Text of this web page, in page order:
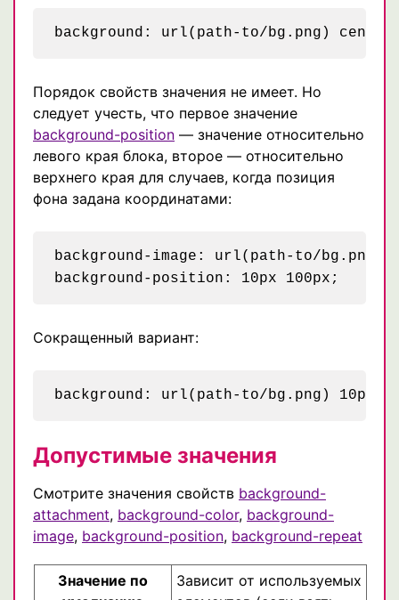
Порядок свойств значения не имеет. Но
следует учесть, что первое значение
background-position — значение относительно
левого края блока, второе — относительно
верхнего края для случаев, когда позиция
фона задана координатами:
background-image: url(path-to/bg.png);
Сокращенный вариант:
Допустимые значения
Смотрите значения свойств background-
attachment, background-color, background-
image, background-position, background-repeat
Значение по
Зависит от используемых